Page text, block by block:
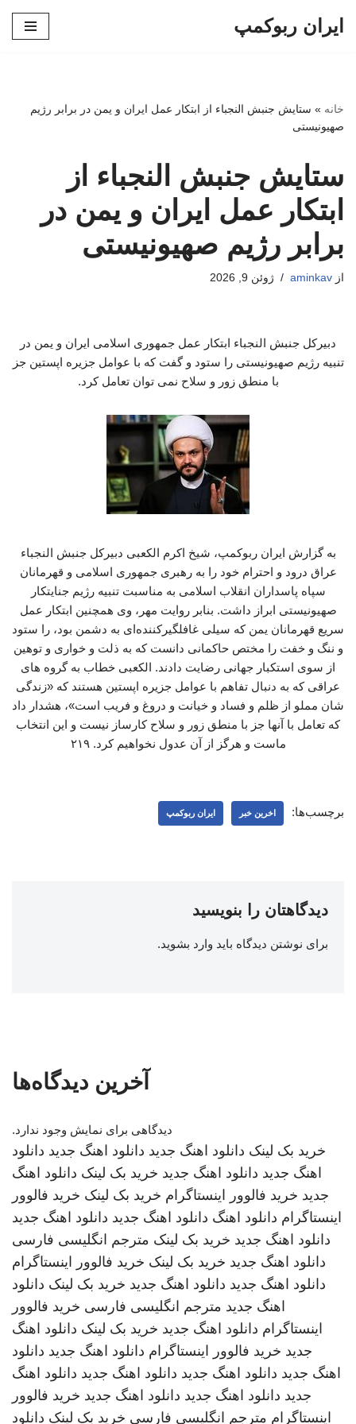
ایران ربوکمپ
خانه » ستایش جنبش النجباء از ابتکار عمل ایران و یمن در برابر رژیم
صهیونیستی
ستایش جنبش النجباء از
ابتکار عمل ایران و یمن در
برابر رژیم صهیونیستی
از aminkav ژوئن 9, 2026
دبیرکل جنبش النجباء ابتکار عمل جمهوری اسلامی ایران و یمن در
تنبیه رژیم صهیونیستی را ستود و گفت که با عوامل جزیره اپستین جز
با منطق زور و سلاح نمی توان تعامل کرد.
به گزارش ایران ربوکمپ، شیخ اکرم الکعبی دبیرکل جنبش النجباء
عراق درود و احترام خود را به رهبری جمهوری اسلامی و قهرمانان
سپاه پاسداران انقلاب اسلامی به مناسبت تنبیه رژیم جنایتکار
صهیونیستی ابراز داشت. بنابر روایت مهر، وی همچنین ابتکار عمل
سریع قهرمانان یمن که سیلی غافلگیرکننده‌ای به دشمن بود، را ستود
و ننگ و خفت را مختص حاکمانی دانست که به ذلت و خواری و توهین
از سوی استکبار جهانی رضایت دادند. الکعبی خطاب به گروه های
عراقی که به دنبال تفاهم با عوامل جزیره اپستین هستند که «زندگی
شان مملو از ظلم و فساد و خیانت و دروغ و فریب است»، هشدار ‌داد
که تعامل با آنها جز با منطق زور و سلاح کارساز نیست و این انتخاب
ماست و هرگز از آن عدول نخواهیم کرد. ۲۱۹
برچسب‌ها: اخرین خبر ایران ربوکمپ
دیدگاهتان را بنویسید
برای نوشتن دیدگاه باید وارد بشوید.
آخرین دیدگاه‌ها
دیدگاهی برای نمایش وجود ندارد.
خرید بک لینک دانلود اهنگ جدید دانلود اهنگ جدید دانلود
اهنگ جدید دانلود اهنگ جدید خرید بک لینک دانلود اهنگ
جدید خرید فالوور اینستاگرام خرید بک لینک خرید فالوور
اینستاگرام دانلود اهنگ دانلود اهنگ جدید دانلود اهنگ جدید
دانلود اهنگ جدید خرید بک لینک مترجم انگلیسی فارسی
دانلود اهنگ جدید خرید بک لینک خرید فالوور اینستاگرام
دانلود اهنگ جدید دانلود اهنگ جدید خرید بک لینک دانلود
اهنگ جدید مترجم انگلیسی فارسی خرید فالوور
اینستاگرام دانلود اهنگ جدید خرید بک لینک دانلود اهنگ
جدید خرید فالوور اینستاگرام دانلود اهنگ جدید دانلود
اهنگ جدید دانلود اهنگ جدید دانلود اهنگ جدید دانلود اهنگ
جدید دانلود اهنگ جدید دانلود اهنگ جدید خرید فالوور
اینستاگرام مترجم انگلیسی فارسی خرید بک لینک دانلود